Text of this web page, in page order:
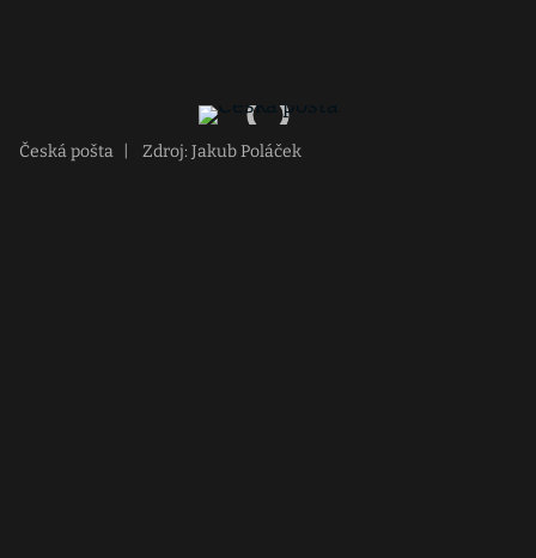
Česká pošta Zdroj: Jakub Poláček